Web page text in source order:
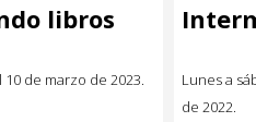
libros
de marzo de 2023.
Lunes a
de 2022.